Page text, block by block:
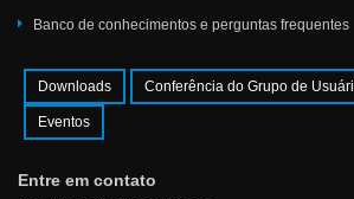
Banco de conhecimentos e perguntas frequentes
Downloads Conferência do Grupo de
Eventos
Entre em contato